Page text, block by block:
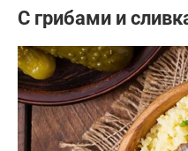
С грибами и